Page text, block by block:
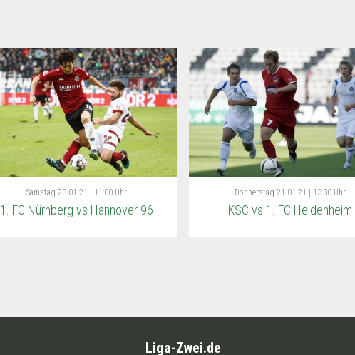
Samstag 23.01.21 | 11:00 Uhr
1. FC Nürnberg vs Hannover 96
Donnerstag 21.01.21 | 13:30 Uhr
KSC vs 1. FC Heidenheim
Liga-Zwei.de